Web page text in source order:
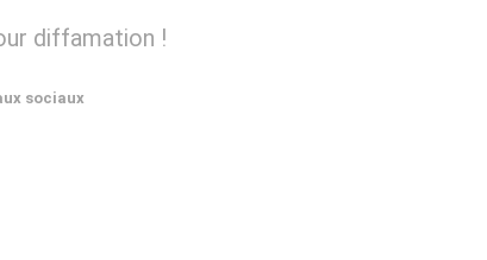
diffamation !
sociaux